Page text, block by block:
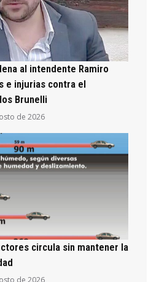
al intendente Ramiro
e injurias contra el
Brunelli
de 2026
circula sin mantener la
de 2026